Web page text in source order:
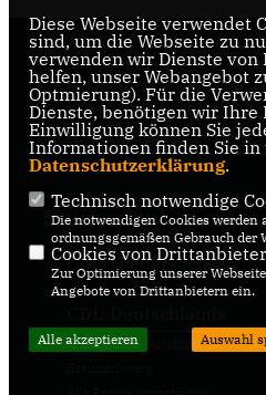
Internetseite der CDU-
Braunschweig, mit
um die Kommunalpolitik in
Niedersachsens.
IMPRESSUM
CDU Niedersachsen
@2026 CDU-Ratsfraktion
Diese Webseite verwendet
sind, um die Webseite zu
verwenden wir Dienste
helfen, unser Webangebot
Optmierung). Für die
Dienste, benötigen wir
Einwilligung können Sie
Informationen finden Sie in
Datenschutzerklärung.
Technisch notwendige
Die notwendigen Cookies werden
ordnungsgemäßen Gebrauch der
Cookies von
Zur Optimierung unserer
Angebote von Drittanbietern ein.
Alle akzeptieren Auswahl